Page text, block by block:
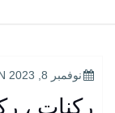
POSTED
نوفمبر 8, 2023
ركنات ،